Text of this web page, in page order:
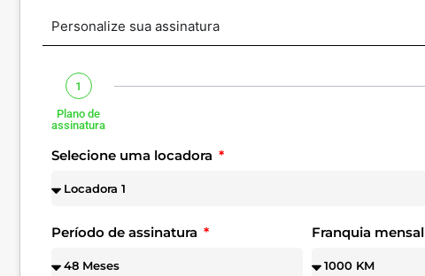
Personalize sua assinatura
1
Plano de
assinatura
Selecione uma locadora
Período de assinatura Franquia mensal